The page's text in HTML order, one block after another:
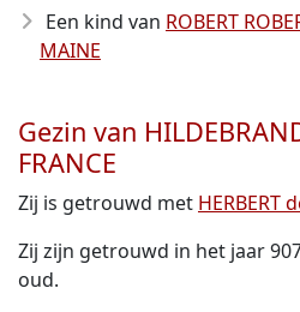
Een kind van ROBERT
MAINE
Gezin van
FRANCE
Zij is getrouwd met HERBERT
Zij zijn getrouwd in het jaar
oud.